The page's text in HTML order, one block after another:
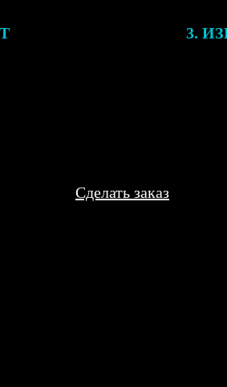
3.
Сделать заказ
оформления документов. В